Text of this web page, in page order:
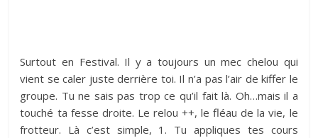
Surtout en Festival. Il y a toujours un mec chelou qui
vient se caler juste derrière toi. Il n’a pas l’air de kiffer le
groupe. Tu ne sais pas trop ce qu’il fait là. Oh…mais il a
touché ta fesse droite. Le relou ++, le fléau de la vie, le
frotteur. Là c’est simple, 1. Tu appliques tes cours